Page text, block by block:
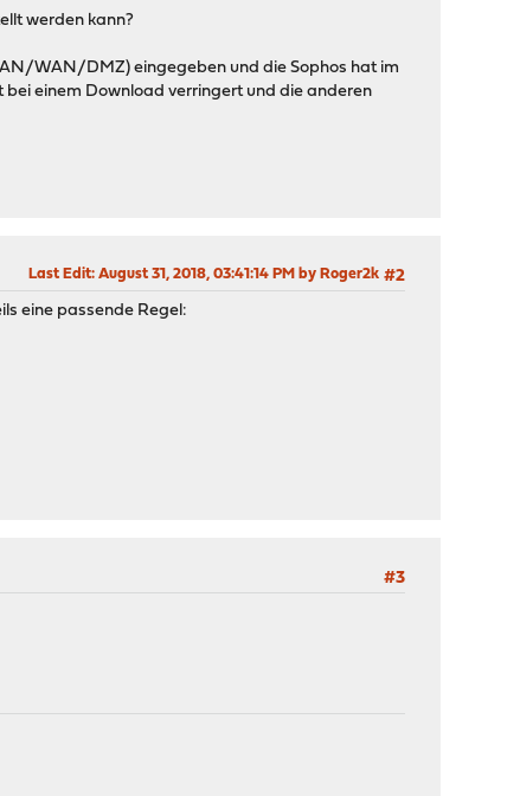
werden kann?
WAN/DMZ) eingegeben und die Sophos hat im
einem Download verringert und die anderen
#2
Last Edit: August 31, 2018, 03:41:14 PM by Roger2k
eine passende Regel:
#3